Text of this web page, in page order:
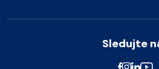
Sledujte